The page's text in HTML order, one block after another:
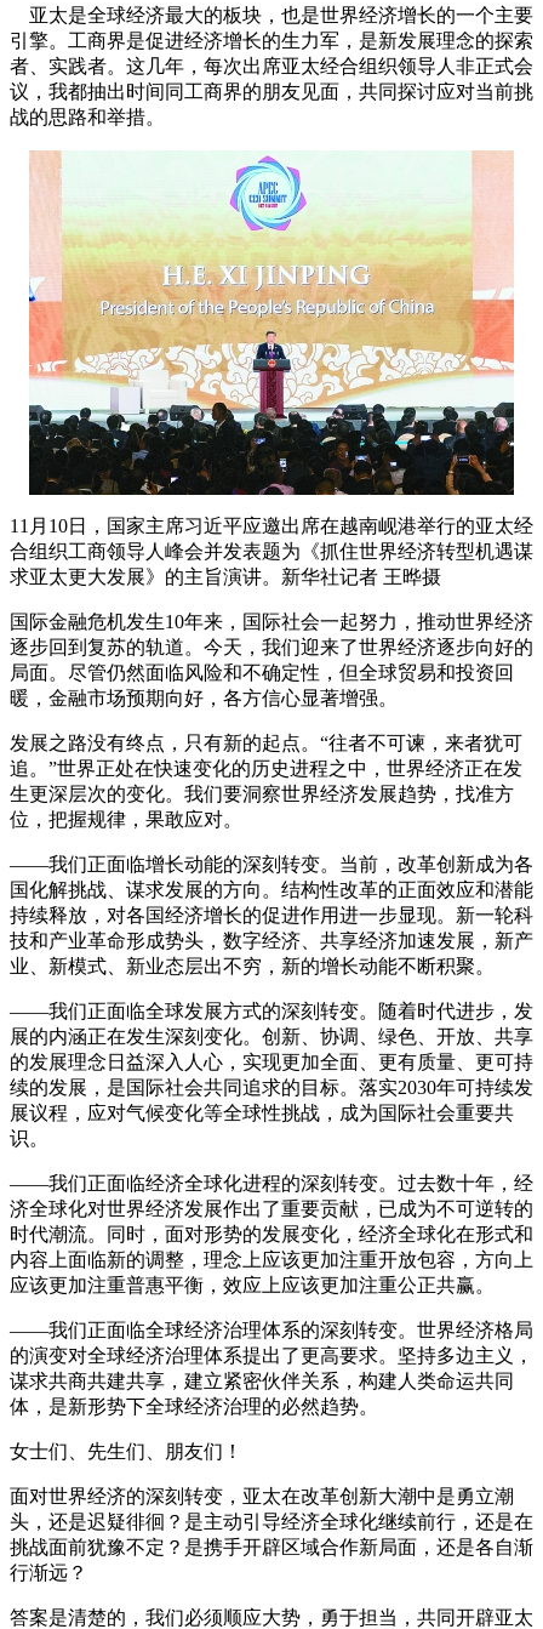
亚太是全球经济最大的板块，也是世界经济增长的一个主要
引擎。工商界是促进经济增长的生力军，是新发展理念的探索
者、实践者。这几年，每次出席亚太经合组织领导人非正式会
议，我都抽出时间同工商界的朋友见面，共同探讨应对当前挑
战的思路和举措。
11月10日，国家主席习近平应邀出席在越南岘港举行的亚太经
合组织工商领导人峰会并发表题为《抓住世界经济转型机遇谋
求亚太更大发展》的主旨演讲。新华社记者 王晔摄
国际金融危机发生10年来，国际社会一起努力，推动世界经济
逐步回到复苏的轨道。今天，我们迎来了世界经济逐步向好的
局面。尽管仍然面临风险和不确定性，但全球贸易和投资回
暖，金融市场预期向好，各方信心显著增强。
发展之路没有终点，只有新的起点。“往者不可谏，来者犹可
追。”世界正处在快速变化的历史进程之中，世界经济正在发
生更深层次的变化。我们要洞察世界经济发展趋势，找准方
位，把握规律，果敢应对。
——我们正面临增长动能的深刻转变。当前，改革创新成为各
国化解挑战、谋求发展的方向。结构性改革的正面效应和潜能
持续释放，对各国经济增长的促进作用进一步显现。新一轮科
技和产业革命形成势头，数字经济、共享经济加速发展，新产
业、新模式、新业态层出不穷，新的增长动能不断积聚。
——我们正面临全球发展方式的深刻转变。随着时代进步，发
展的内涵正在发生深刻变化。创新、协调、绿色、开放、共享
的发展理念日益深入人心，实现更加全面、更有质量、更可持
续的发展，是国际社会共同追求的目标。落实2030年可持续发
展议程，应对气候变化等全球性挑战，成为国际社会重要共
识。
——我们正面临经济全球化进程的深刻转变。过去数十年，经
济全球化对世界经济发展作出了重要贡献，已成为不可逆转的
时代潮流。同时，面对形势的发展变化，经济全球化在形式和
内容上面临新的调整，理念上应该更加注重开放包容，方向上
应该更加注重普惠平衡，效应上应该更加注重公正共赢。
——我们正面临全球经济治理体系的深刻转变。世界经济格局
的演变对全球经济治理体系提出了更高要求。坚持多边主义，
谋求共商共建共享，建立紧密伙伴关系，构建人类命运共同
体，是新形势下全球经济治理的必然趋势。
女士们、先生们、朋友们！
面对世界经济的深刻转变，亚太在改革创新大潮中是勇立潮
头，还是迟疑徘徊？是主动引导经济全球化继续前行，还是在
挑战面前犹豫不定？是携手开辟区域合作新局面，还是各自渐
行渐远？
答案是清楚的，我们必须顺应大势，勇于担当，共同开辟亚太